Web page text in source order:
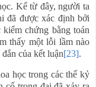
Kể từ đây, người ta
đã được xác định bởi
chứng bằng toán
thấy một lỗi lầm nào
của kết luận[23].
học trong các thế kỷ